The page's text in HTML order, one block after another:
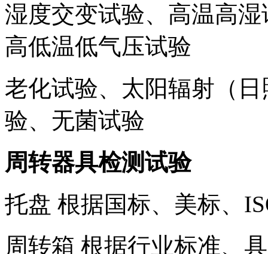
湿度交变试验、高温高
高低温低气压试验
老化试验、太阳辐射（
验、无菌试验
周转器具检测试验
托盘 根据国标、美标、
周转箱 根据行业标准、